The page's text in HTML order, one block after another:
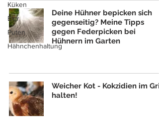
Küken
Eier
Puten
Hähnchenhaltung
Deine Hühner bepicken sich
gegenseitig? Meine Tipps
gegen Federpicken bei
Hühnern im Garten
Weicher Kot - Kokzidien im
halten!